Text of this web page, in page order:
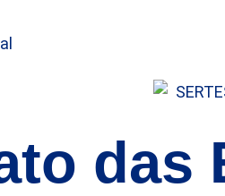
das